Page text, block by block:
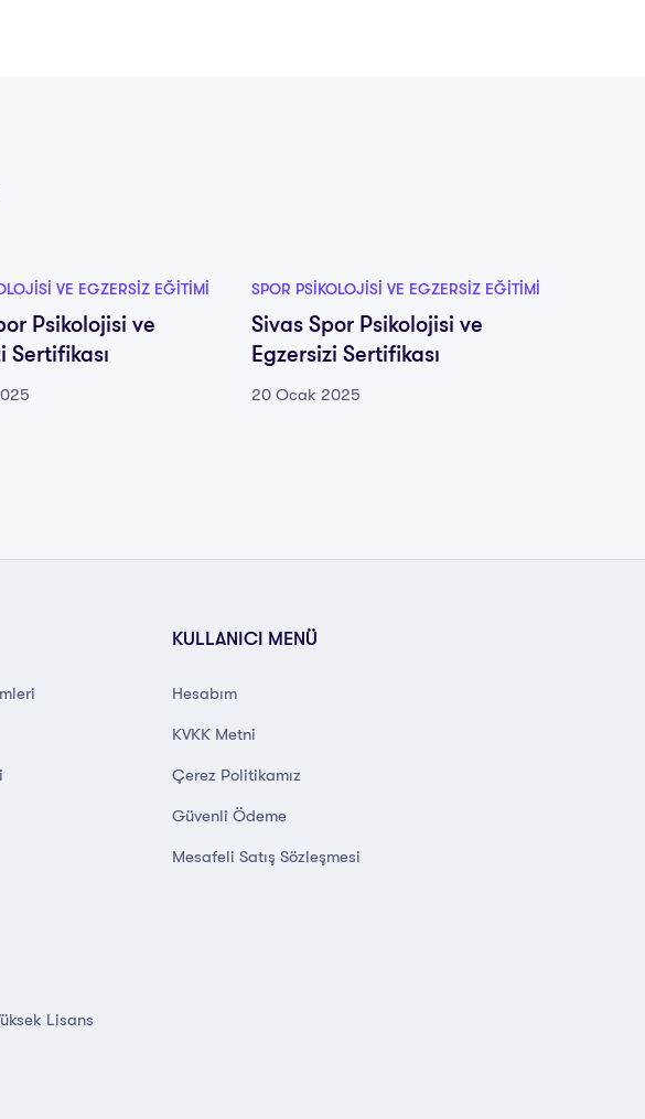
VE EGZERSIZ EĞITIMI
Psikolojisi ve
Sertifikası
SPOR PSIKOLOJISI VE EGZERSIZ EĞITIMI
Sivas Spor Psikolojisi ve
Egzersizi Sertifikası
20 Ocak 2025
Lisans
KULLANICI MENÜ
Hesabım
KVKK Metni
Çerez Politikamız
Güvenli Ödeme
Mesafeli Satış Sözleşmesi